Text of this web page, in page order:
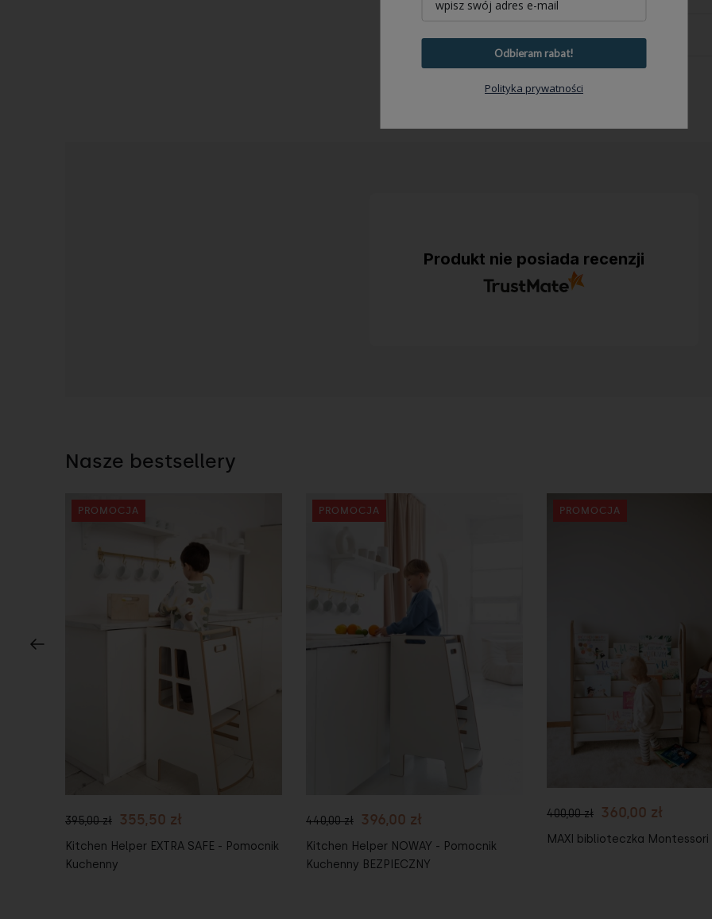
Produkt nie posiada recenzji
Nasze bestsellery
PROMOCJA
395,00 zł 355,50 zł
Kitchen Helper EXTRA SAFE - Pomocnik
Kuchenny
PROMOCJA
440,00 zł 396,00 zł
Kitchen Helper NOWAY - Pomocnik
Kuchenny BEZPIECZNY
PROMOCJA
400,00 zł 360,00 zł
MAXI biblioteczka Montessori
Odbieram rabat!
Polityka prywatności